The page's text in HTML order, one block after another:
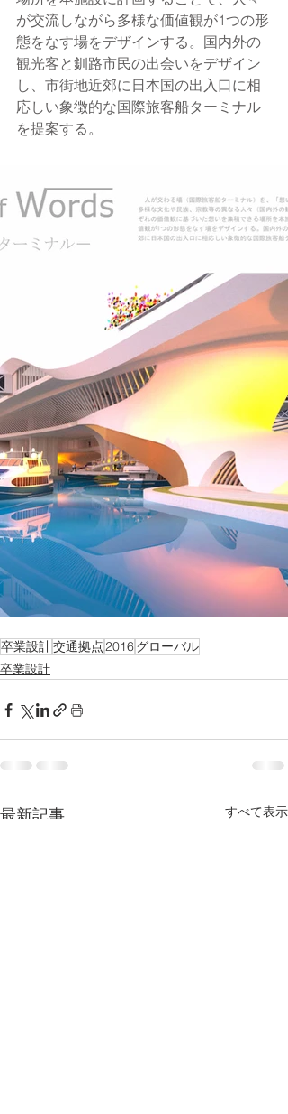
が交流しながら多様な価値観が1つの形
態をなす場をデザインする。国内外の
観光客と釧路市民の出会いをデザイン
し、市街地近郊に日本国の出入口に相
応しい象徴的な国際旅客船ターミナル
を提案する。
卒業設計交通拠点2016グローバル
卒業設計
最新記事 すべて表示